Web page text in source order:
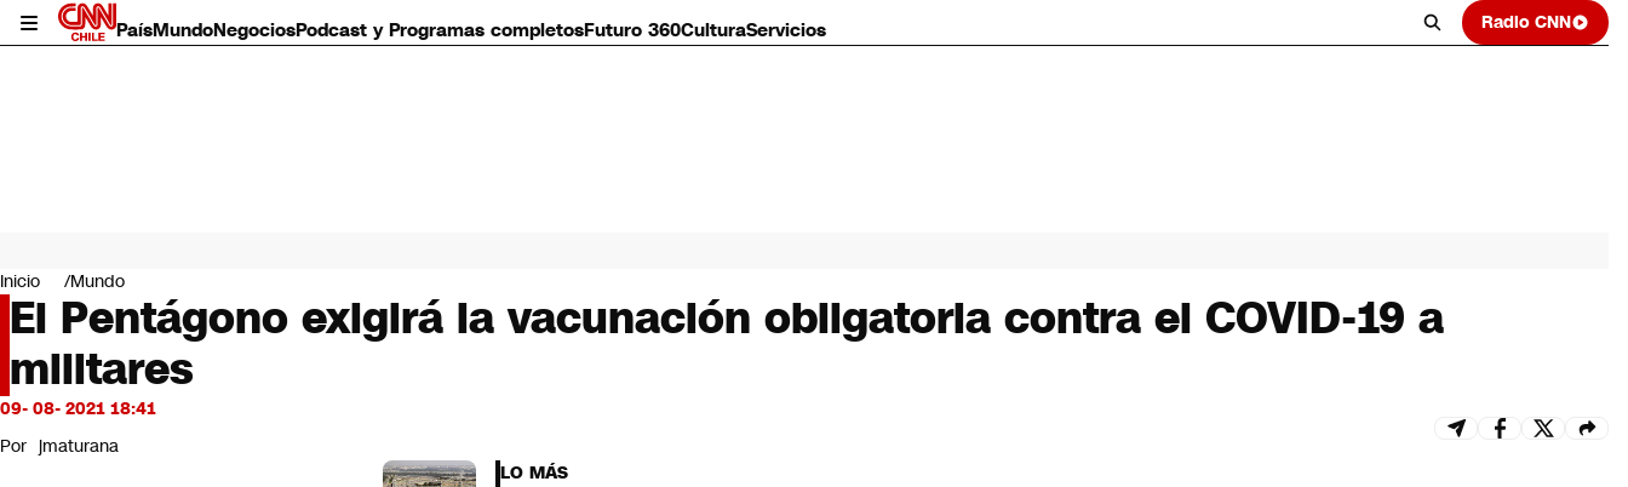
PaísMundoNegociosPodcast y Programas completosFuturo 360CulturaServicios Radio CNN
Mundo
Negocios
Deportes
Programas completos
Cultura
Servicios
Bits
CNN Data
Inicio Mundo
El Pentágono exigirá la vacunación obligatoria contra el COVID-19 a
militares
09- 08- 2021 18:41
Por jmaturana
LO MÁS